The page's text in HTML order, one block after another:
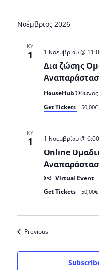
Νοέμβριος 2026
ΚΥ
1
Δια ζώσης
1 Νοεμβρίου @
HouseHub Όθωνος
Get Tickets
50,00€
ΚΥ
1
Online
1 Νοεμβρίου @
Virtual Event
Get Tickets
50,00€
PreviousEvents